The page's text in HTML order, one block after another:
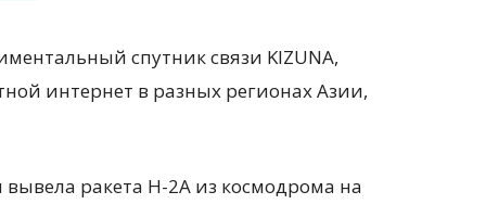
спутник связи KIZUNA,
интернет в разных регионах Азии,
ракета H-2A из космодрома на